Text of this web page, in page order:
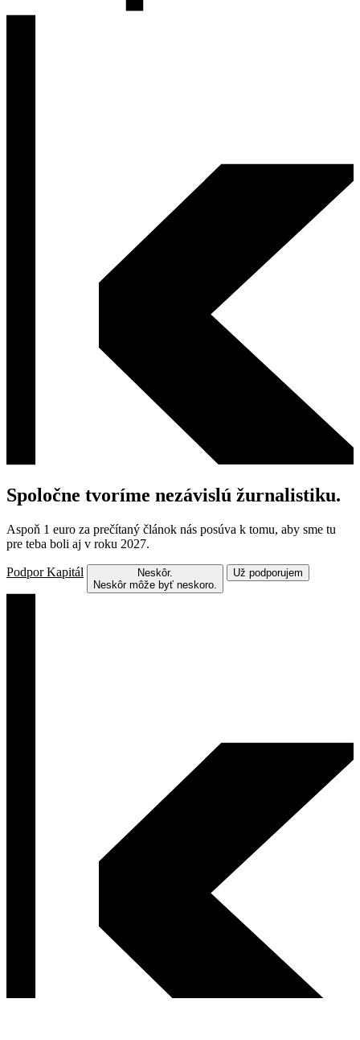
Spoločne tvoríme nezávislú žurnalistiku.
Aspoň 1 euro za prečítaný článok nás posúva k tomu, aby sme tu
pre teba boli aj v roku 2027.
Podpor Kapitál
Neskôr.
Neskôr môže byť neskoro.
Už podporujem